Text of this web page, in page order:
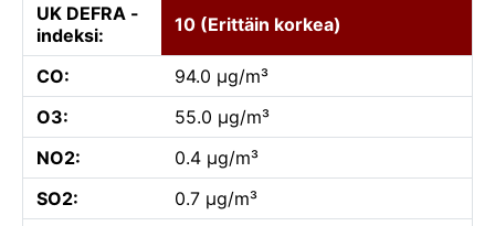
UK DEFRA -
indeksi:
10 (Erittäin korkea)
CO:
94.0 µg/m³
O3:
55.0 µg/m³
NO2:
0.4 µg/m³
SO2:
0.7 µg/m³